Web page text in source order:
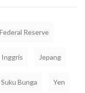
Federal Reserve
Inggris Jepang
Suku Bunga Yen